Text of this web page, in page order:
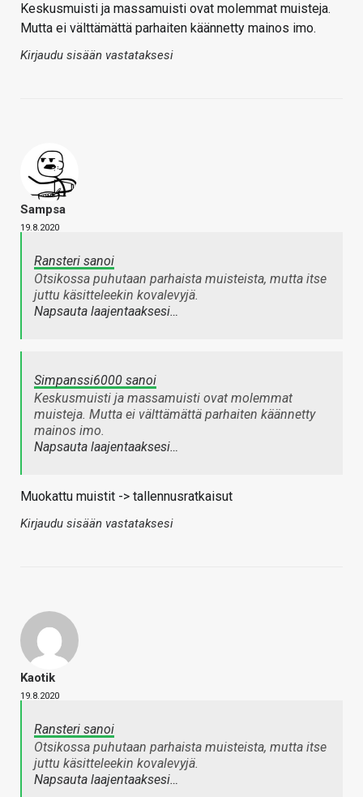
Keskusmuisti ja massamuisti ovat molemmat muisteja.
Mutta ei välttämättä parhaiten käännetty mainos imo.
Kirjaudu sisään vastataksesi
Sampsa
19.8.2020
Ransteri sanoi
Otsikossa puhutaan parhaista muisteista, mutta itse
juttu käsitteleekin kovalevyjä.
Napsauta laajentaaksesi…
Simpanssi6000 sanoi
Keskusmuisti ja massamuisti ovat molemmat
muisteja. Mutta ei välttämättä parhaiten käännetty
mainos imo.
Napsauta laajentaaksesi…
Muokattu muistit -> tallennusratkaisut
Kirjaudu sisään vastataksesi
Kaotik
19.8.2020
Ransteri sanoi
Otsikossa puhutaan parhaista muisteista, mutta itse
juttu käsitteleekin kovalevyjä.
Napsauta laajentaaksesi…